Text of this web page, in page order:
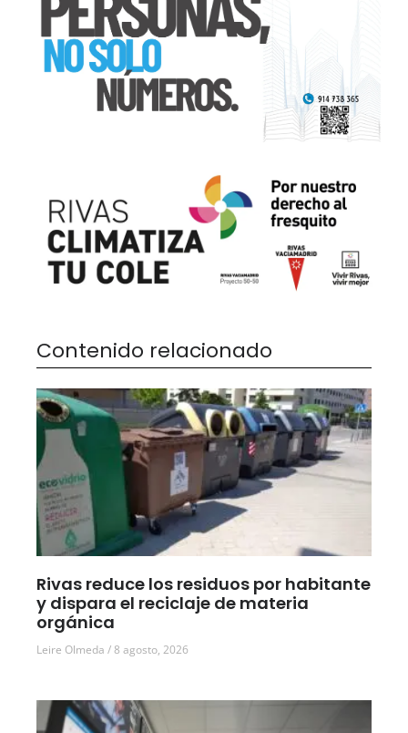
Contenido relacionado
Rivas reduce los residuos por habitante
y dispara el reciclaje de materia
orgánica
Leire Olmeda 8 agosto, 2026